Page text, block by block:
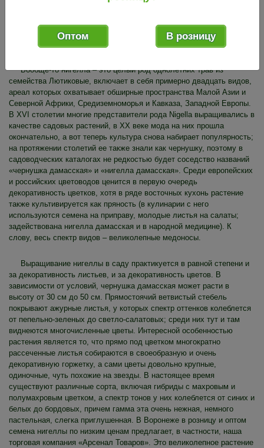
Вообще-то нигелла – это целый род однолетних трав из
семейства Лютиковые, включает в себя примерно двадцать видов,
ареал которых охватывает обширные пространства Малой Азии и
Северной Африки, Средиземноморья и Кавказа, Западной Европы.
В XVI столетии многие представители рода Nigella выращивались в
качестве садовых растений, в XX веке мода на них прошла
окончательно, а вот теперь культура снова набирает популярность;
на протяжении столетий ее также знали как чернушку, поэтому в
садоводческих каталогах не редкостью будет соседство названий
«чернушка дамасская» и «нигелла дамасская». Среди европейских
и российских цветоводов ценится в первую очередь
декоративность цветков, хотя в ряде восточных кухонь растение
также культивируется как пряность (в кулинарии с него
используются семена на приправу, молодые листья на салаты;
задействована нигелла дамасская и в народной медицине). К
слову, весь спектр видов – великолепные медоносы.
Выращивание нигеллы в саду практикуется в равной степени и
за декоративность листьев, и за декоративность цветов. В
зависимости от условий, чернушка дамасская может расти в
высоту от 30 см до 50 см. Прямостоячий ветвистый стебель
покрывают ажурные листья, у которых спектр оттенков колеблется
от пепельно-зеленых до светло-салатовых; среди них тут и там
виднеются многочисленные цветы. Интересной особенностью
растения является то, что прямо под цветком многократно
рассеченные листья собираются в своеобразную и очень
декоративную горжетку, а сами цветы довольно крупные,
одиночные, чуть похожие на звезды. В настоящее время
существуют различные сорта, включая гибриды с махровым и
полумахровым цветком, а спектр тонов у них колеблется от синих и
белых до бордовых, причем гамма эта очень нежная, немного
пастельная, слегка приглушенная. В Воронеже в розницу и оптом
семена нигеллы по низким ценам предлагает, в частности, наша
торговая компания «Арсенал Товаров». Это великолепное растение
Оптом В розницу